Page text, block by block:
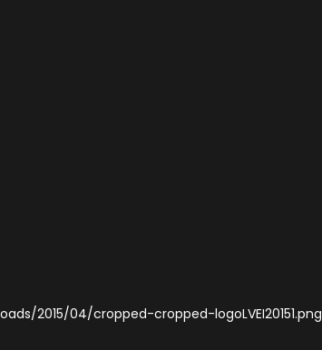
2015/04/cropped-cropped-logoLVEI20151.png